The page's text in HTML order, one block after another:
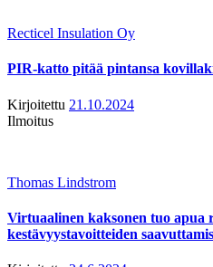
Recticel Insulation Oy
PIR-katto pitää pintansa
Kirjoitettu 21.10.2024
Ilmoitus
Thomas Lindstrom
Virtuaalinen kaksonen tuo apua
kestävyystavoitteiden